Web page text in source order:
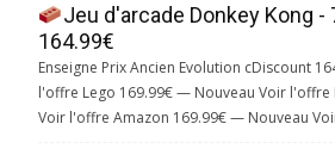
Jeu d'arcade Donkey Kong -
164.99€
Enseigne Prix Ancien Evolution cDiscount
l'offre Lego 169.99€ — Nouveau Voir l'offre
Voir l'offre Amazon 169.99€ — Nouveau